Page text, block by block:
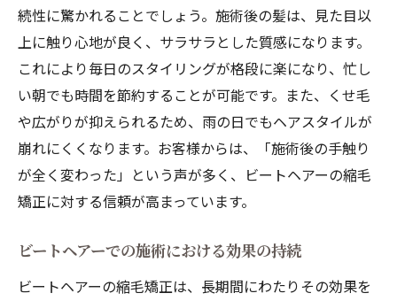
続性に驚かれることでしょう。施術後の髪は、見た目以
上に触り心地が良く、サラサラとした質感になります。
これにより毎日のスタイリングが格段に楽になり、忙し
い朝でも時間を節約することが可能です。また、くせ毛
や広がりが抑えられるため、雨の日でもヘアスタイルが
崩れにくくなります。お客様からは、「施術後の手触り
が全く変わった」という声が多く、ビートヘアーの縮毛
矯正に対する信頼が高まっています。
ビートヘアーでの施術における効果の持続
ビートヘアーの縮毛矯正は、長期間にわたりその効果を